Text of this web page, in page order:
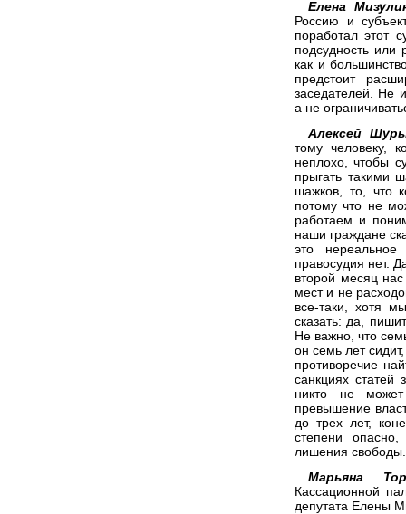
Елена
Россию и
поработал этот
подсудность или
как и
предстоит
заседателей. Не
а не
Алексей
тому человеку,
неплохо, чтобы
прыгать такими
шажков, то, что
потому что не
работаем и
наши граждане
это
правосудия нет.
второй месяц
мест и не
все-таки, хотя
сказать: да,
Не важно, что
он семь лет
противоречие
санкциях
никто не
превышение
до трех лет,
степени
лишения свободы.
Марьяна
Кассационной
депутата Елены